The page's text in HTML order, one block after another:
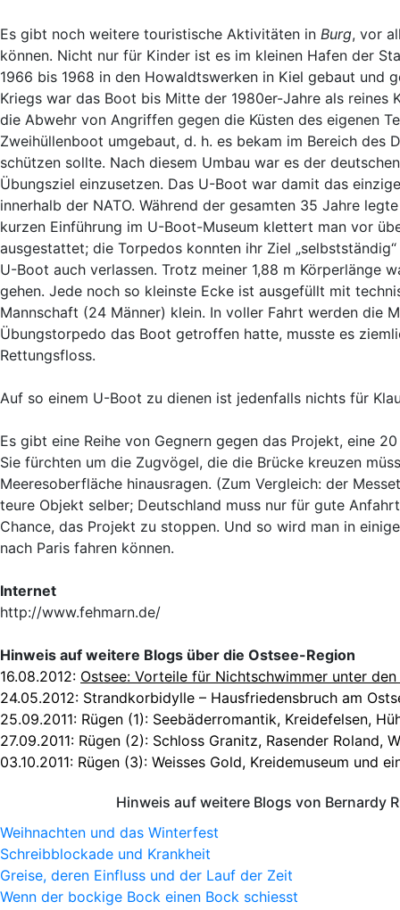
Es gibt noch weitere touristische Aktivitäten in Burg, vor
können. Nicht nur für Kinder ist es im kleinen Hafen der
1966 bis 1968 in den Howaldtswerken in Kiel gebaut und
Kriegs war das Boot bis Mitte der 1980er-Jahre als
die Abwehr von Angriffen gegen die Küsten des eigenen
Zweihüllenboot umgebaut, d. h. es bekam im Bereich
schützen sollte. Nach diesem Umbau war es der
Übungsziel einzusetzen. Das U-Boot war damit das
innerhalb der NATO. Während der gesamten 35 Jahre
kurzen Einführung im U-Boot-Museum klettert man vor
ausgestattet; die Torpedos konnten ihr Ziel
U-Boot auch verlassen. Trotz meiner 1,88 m Körperlänge
gehen. Jede noch so kleinste Ecke ist ausgefüllt mit
Mannschaft (24 Männer) klein. In voller Fahrt werden die
Übungstorpedo das Boot getroffen hatte, musste es
Rettungsfloss.
Auf so einem U-Boot zu dienen ist jedenfalls nichts für
Es gibt eine Reihe von Gegnern gegen das Projekt, eine
Sie fürchten um die Zugvögel, die die Brücke kreuzen
Meeresoberfläche hinausragen. (Zum Vergleich: der
teure Objekt selber; Deutschland muss nur für gute
Chance, das Projekt zu stoppen. Und so wird man in
nach Paris fahren können.
Internet
http://www.fehmarn.de/
Hinweis auf weitere Blogs über die Ostsee-Region
16.08.2012: Ostsee: Vorteile für Nichtschwimmer unter den
24.05.2012: Strandkorbidylle – Hausfriedensbruch am
25.09.2011: Rügen (1): Seebäderromantik, Kreidefelsen,
27.09.2011: Rügen (2): Schloss Granitz, Rasender Roland,
03.10.2011: Rügen (3): Weisses Gold, Kreidemuseum und
Hinweis auf weitere Blogs von Bernardy
Weihnachten und das Winterfest
Schreibblockade und Krankheit
Greise, deren Einfluss und der Lauf der Zeit
Wenn der bockige Bock einen Bock schiesst